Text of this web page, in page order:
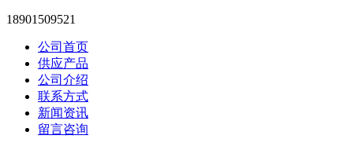
18901509521
公司首页
供应产品
公司介绍
联系方式
新闻资讯
留言咨询